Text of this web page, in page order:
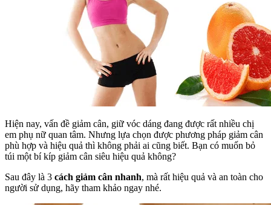
Hiện nay, vấn đề giảm cân, giữ vóc dáng đang được rất nhiều chị
em phụ nữ quan tâm. Nhưng lựa chọn được phương pháp giảm cân
phù hợp và hiệu quả thì không phải ai cũng biết. Bạn có muốn bỏ
túi một bí kíp giảm cân siêu hiệu quả không?
Sau đây là 3 cách giảm cân nhanh, mà rất hiệu quả và an toàn cho
người sử dụng, hãy tham khảo ngay nhé.